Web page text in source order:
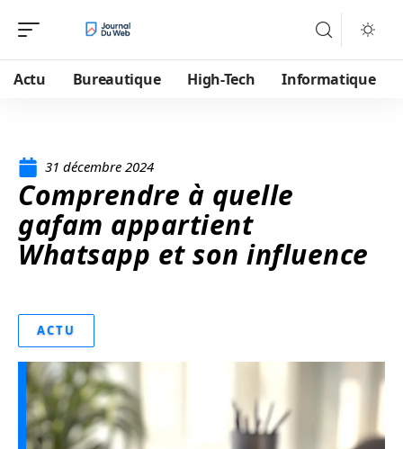
Actu Bureautique High-Tech Informatique
31 décembre 2024
Comprendre à quelle
gafam appartient
Whatsapp et son influence
ACTU